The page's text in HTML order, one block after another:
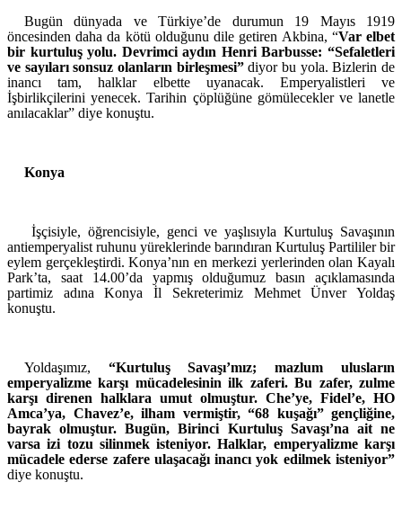
Bugün dünyada ve Türkiye’de durumun 19 Mayıs 1919
öncesinden daha da kötü olduğunu dile getiren Akbina, “Var elbet
bir kurtuluş yolu. Devrimci aydın Henri Barbusse: “Sefaletleri
ve sayıları sonsuz olanların birleşmesi”diyor bu yola. Bizlerin de
inancı tam, halklar elbette uyanacak. Emperyalistleri ve
İşbirlikçilerini yenecek. Tarihin çöplüğüne gömülecekler ve lanetle
anılacaklar” diye konuştu.
Konya
İşçisiyle, öğrencisiyle, genci ve yaşlısıyla Kurtuluş Savaşının
antiemperyalist ruhunu yüreklerinde barındıran Kurtuluş Partililer bir
eylem gerçekleştirdi. Konya’nın en merkezi yerlerinden olan Kayalı
Park’ta, saat 14.00’da yapmış olduğumuz basın açıklamasında
partimiz adına Konya İl Sekreterimiz Mehmet Ünver Yoldaş
konuştu.
Yoldaşımız, “Kurtuluş Savaşı’mız; mazlum ulusların
emperyalizme karşı mücadelesinin ilk zaferi. Bu zafer, zulme
karşı direnen halklara umut olmuştur. Che’ye, Fidel’e, HO
Amca’ya, Chavez’e, ilham vermiştir, “68 kuşağı” gençliğine,
bayrak olmuştur. Bugün, Birinci Kurtuluş Savaşı’na ait ne
varsa izi tozu silinmek isteniyor. Halklar, emperyalizme karşı
mücadele ederse zafere ulaşacağı inancı yok edilmek isteniyor”
diye konuştu.